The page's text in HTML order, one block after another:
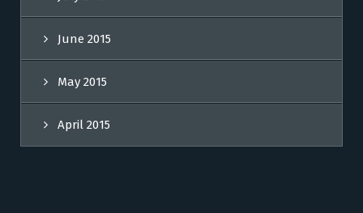
June 2015
May 2015
April 2015